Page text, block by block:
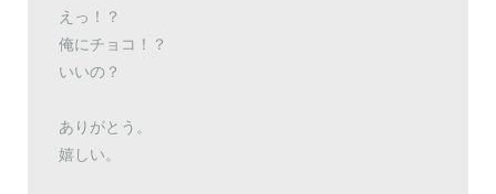
えっ！？
俺にチョコ！？
いいの？
ありがとう。
嬉しい。